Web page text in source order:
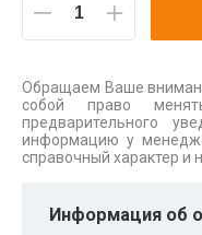
Обращаем Ваше
собой право
предварительного
информацию у
справочный характер и
Информация об